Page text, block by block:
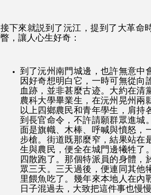
接下來就説到了沅江，提到了大革命
瞥，讓人心生好奇：
到了沅州南門城邊，也許無意中
因好奇想明白它，一時可無從向
血跡，並非甚麼古迹。大約在清
農科大學畢業生，在沅州晃州兩
以上四鄉農民和青年學生，肩持
到長官命令，不許請願群眾進城
面是旗幟、木棒、呼喊與憤怒，
步槍。街道既那麼窄，結果站在
生與農民，便全在城門邊犧牲了
四散跑了。那個特派員的身體，
眾三天。三天過後，便連同其他
里餵魚吃了。幾年來本地人在內
日子混過去，大致把這件事也慢